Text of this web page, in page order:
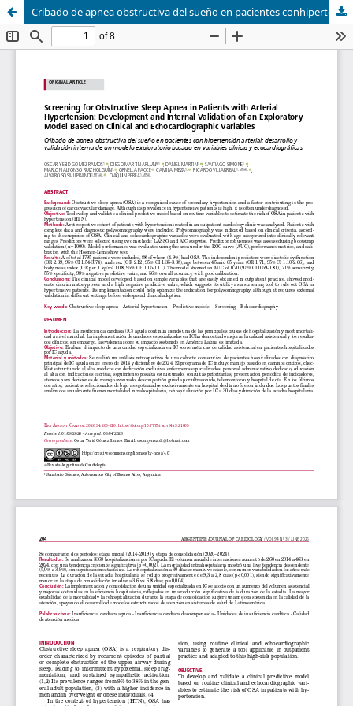
Cribado de apnea obstructiva del sueño en pacientes conhipertensión arterial: desarrollo y validación interna de un modeloexploratorio basado en variables clínicas y ecocardiográficas